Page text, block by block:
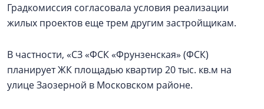
Градкомиссия согласовала условия реализации
жилых проектов еще трем другим застройщикам.
В частности, «СЗ «ФСК «Фрунзенская» (ФСК)
планирует ЖК площадью квартир 20 тыс. кв.м на
улице Заозерной в Московском районе.